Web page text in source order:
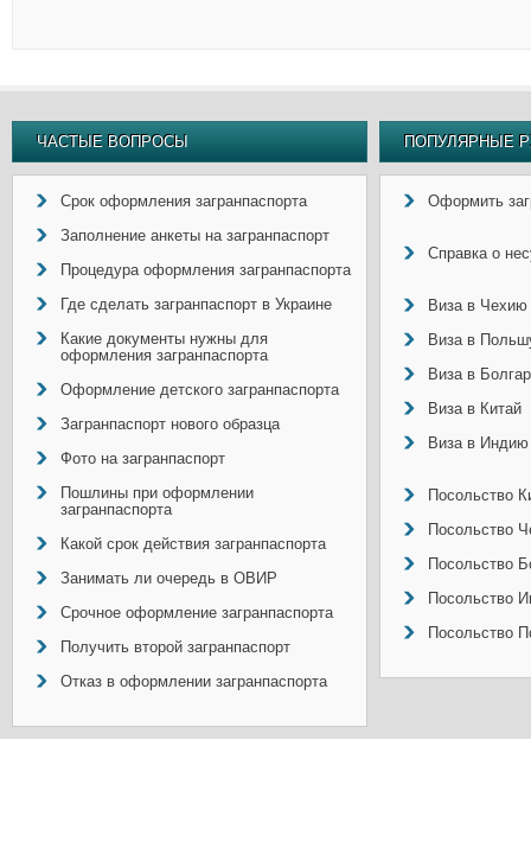
ЧАСТЫЕ ВОПРОСЫ
Срок оформления загранпаспорта
Заполнение анкеты на загранпаспорт
Процедура оформления загранпаспорта
Где сделать загранпаспорт в Украине
Какие документы нужны для
оформления загранпаспорта
Оформление детского загранпаспорта
Загранпаспорт нового образца
Фото на загранпаспорт
Пошлины при оформлении
загранпаспорта
Какой срок действия загранпаспорта
Занимать ли очередь в ОВИР
Срочное оформление загранпаспорта
Получить второй загранпаспорт
Отказ в оформлении загранпаспорта
ПОПУЛЯРНЫЕ
Оформить
Справка о
Виза в Чехию
Виза в
Виза в
Виза в Китай
Виза в Индию
Посольство
Посольство
Посольство
Посольство
Посольство